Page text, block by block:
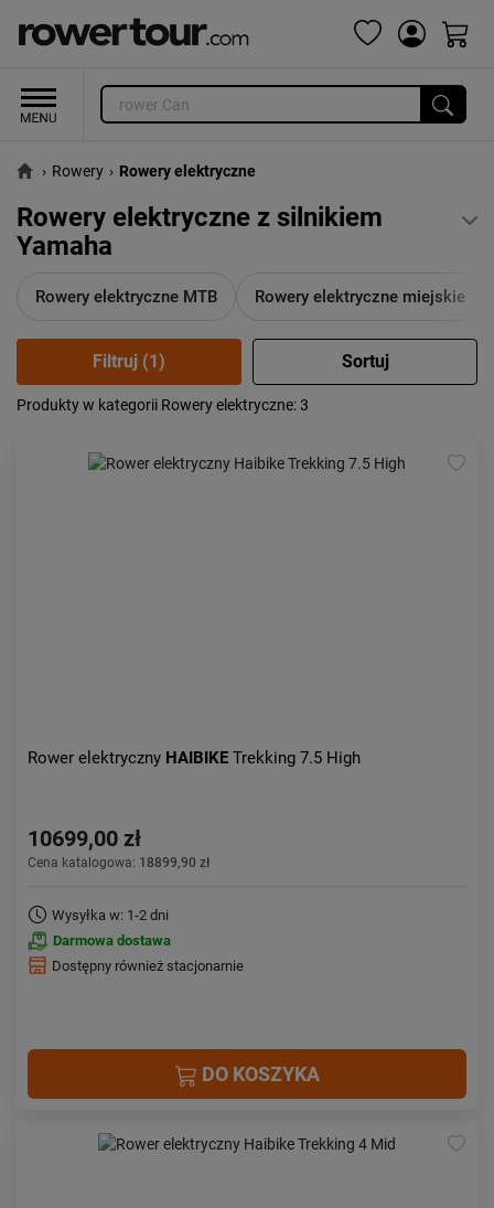
› Rowery › Rowery elektryczne
Rowery elektryczne z silnikiem
Yamaha
Rowery elektryczne MTB Rowery elektryczne miejskie
Popularność:
od najwyższej
Produkty w kategorii Rowery elektryczne: 3
Rower elektryczny HAIBIKE Trekking 7.5 High
10699,00 zł
Cena katalogowa: 18899,90 zł
Wysyłka w: 1-2 dni
Darmowa dostawa
Dostępny również stacjonarnie
DO KOSZYKA